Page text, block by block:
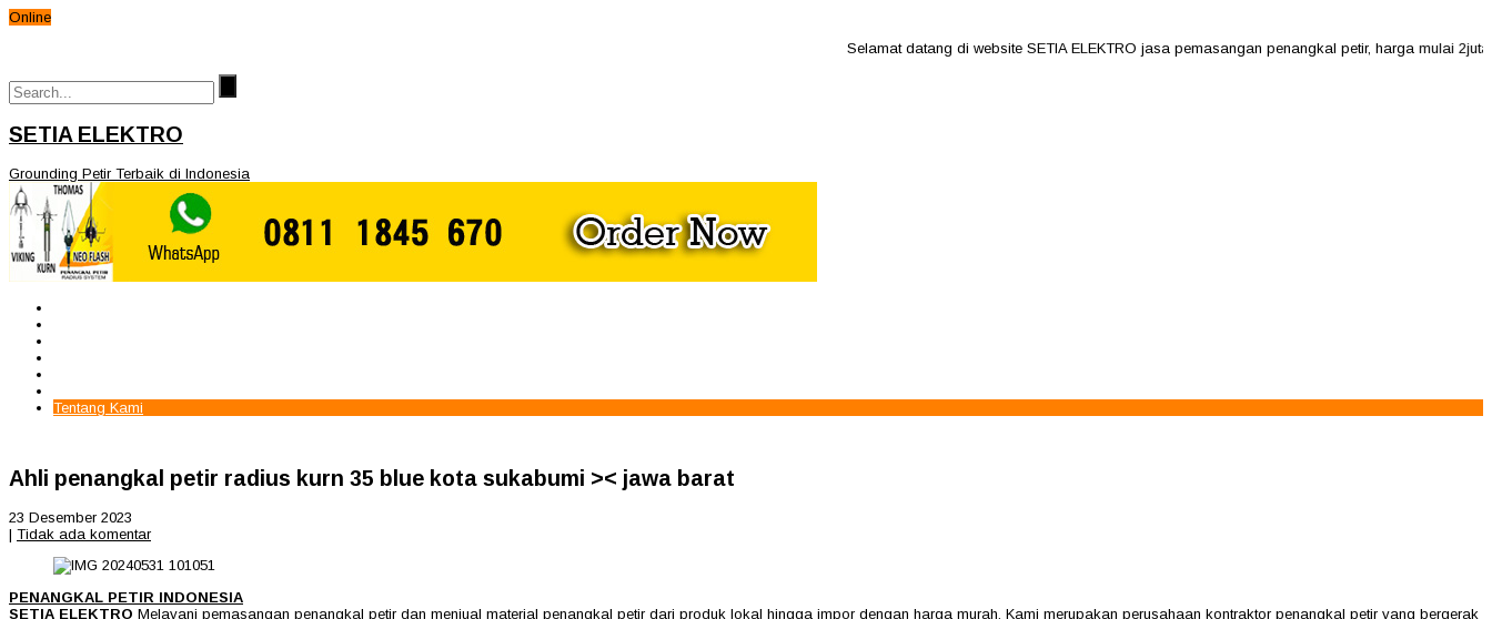
Online
Selamat datang di website SETIA ELEKTRO jasa pemasangan penangkal petir, harga mulai
SETIA ELEKTRO
Grounding Petir Terbaik di Indonesia
Tentang Kami
Ahli penangkal petir radius kurn 35 blue kota sukabumi >< jawa barat
23 Desember 2023
| Tidak ada komentar
PENANGKAL PETIR INDONESIA
SETIA ELEKTRO Melayani pemasangan penangkal petir dan menjual material penangkal petir dari produk lokal hingga impor dengan harga murah. Kami merupakan perusahaan kontraktor penangkal petir yang bergerak